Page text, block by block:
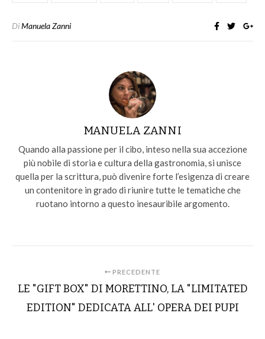
DiManuela Zanni
MANUELA ZANNI
Quando alla passione per il cibo, inteso nella sua accezione
più nobile di storia e cultura della gastronomia, si unisce
quella per la scrittura, può divenire forte l’esigenza di creare
un contenitore in grado di riunire tutte le tematiche che
ruotano intorno a questo inesauribile argomento.
PRECEDENTE
LE "GIFT BOX" DI MORETTINO, LA "LIMITATED
EDITION" DEDICATA ALL' OPERA DEI PUPI